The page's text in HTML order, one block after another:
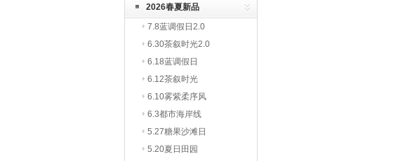
2026春夏新品
7.8蓝调假日2.0
6.30茶叙时光2.0
6.18蓝调假日
6.12茶叙时光
6.10雾紫柔序风
6.3都市海岸线
5.27糖果沙滩日
5.20夏日田园